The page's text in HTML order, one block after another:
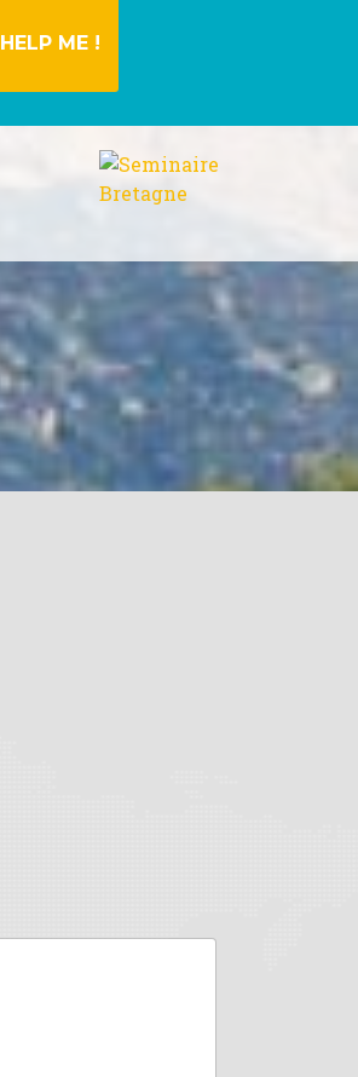
HELP ME !